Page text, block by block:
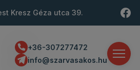
Kresz Géza utca 39.
+36-307277472
info@szarvasakos.hu